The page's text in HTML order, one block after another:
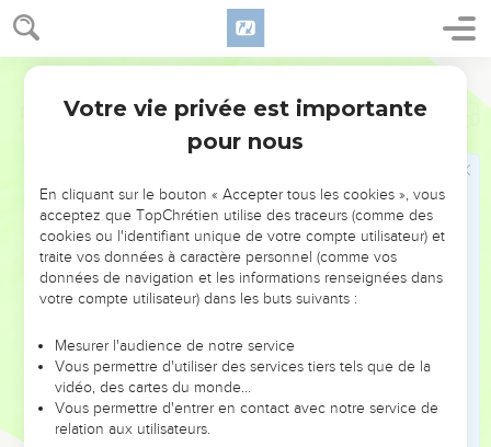
NE MANQUEZ PAS L’ÉVÉNEMENT
DE L’ANNÉE !
ET SI LEURS ERREURS POUVAIENT VOUS ÉVITER LES
VOTRES ?
leur foi ou leur vision. Mais on voit moins les doutes, les erreurs
et les saisons difficiles qu'ils ont traversés, alors même que ce
sont elles qui les ont façonnés.
Dans cette conférence, leaders, entrepreneurs, et responsables
Psaumes 82
Votre vie privée est importante
pour nous
En cliquant sur le bouton « Accepter tous les cookies », vous
acceptez que TopChrétien utilise des traceurs (comme des
cookies ou l'identifiant unique de votre compte utilisateur) et
traite vos données à caractère personnel (comme vos
données de navigation et les informations renseignées dans
votre compte utilisateur) dans les buts suivants :
Mesurer l'audience de notre service
Vous permettre d'utiliser des services tiers tels que de la
vidéo, des cartes du monde…
Vous permettre d'entrer en contact avec notre service de
relation aux utilisateurs.